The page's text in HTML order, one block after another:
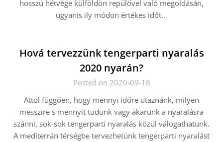
hosszú hétvége külföldön repülővel való megoldásán,
ugyanis ily módon értékes időt…
Hová tervezzünk tengerparti nyaralás
2020 nyarán?
Posted on 2020-09-18
Attól függően, hogy mennyi időre utaznánk, milyen
messzire s mennyit tudunk vagy akarunk a nyaralásra
szánni, sok-sok tengerparti nyaralás közül válogathatunk.
A mediterrán térségbe tervezhetünk tengerparti nyaralást